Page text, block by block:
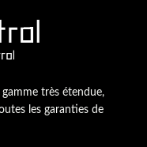
très étendue,
les garanties de